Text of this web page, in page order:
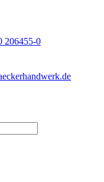
206455-0